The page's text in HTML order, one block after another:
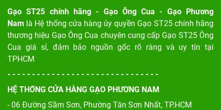
Gạo ST25 chính hãng - Gạo Ông Cua - Gạo Phương
Nam là Hệ thống cửa hàng ủy quyền Gạo ST25 chính hãng
thương hiệu Gạo Ông Cua chuyên cung cấp Gạo ST25 Ông
Cua giá sỉ, đảm bảo nguồn gốc rõ ràng và uy tín tại
TPHCM
- - - - - - - - - - - - - - - - - - - - - - - - - - - - - - -
HỆ THỐNG CỬA HÀNG GẠO PHƯƠNG NAM
- 06 Đường Sầm Sơn, Phường Tân Sơn Nhất, TP.HCM